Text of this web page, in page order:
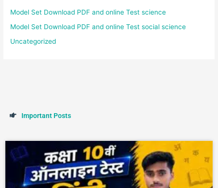
Model Set Download PDF and online Test science
Model Set Download PDF and online Test social science
Uncategorized
Important Posts